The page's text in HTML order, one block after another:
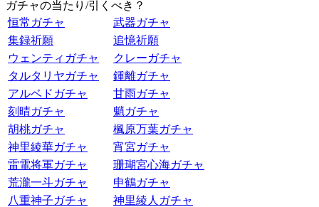
ガチャの当たり/引くべき？
恒常ガチャ
武器ガチャ
集録祈願
追憶祈願
ウェンティガチャ
クレーガチャ
タルタリヤガチャ
鍾離ガチャ
アルベドガチャ
甘雨ガチャ
刻晴ガチャ
魈ガチャ
胡桃ガチャ
楓原万葉ガチャ
神里綾華ガチャ
宵宮ガチャ
雷電将軍ガチャ
珊瑚宮心海ガチャ
荒瀧一斗ガチャ
申鶴ガチャ
八重神子ガチャ
神里綾人ガチャ